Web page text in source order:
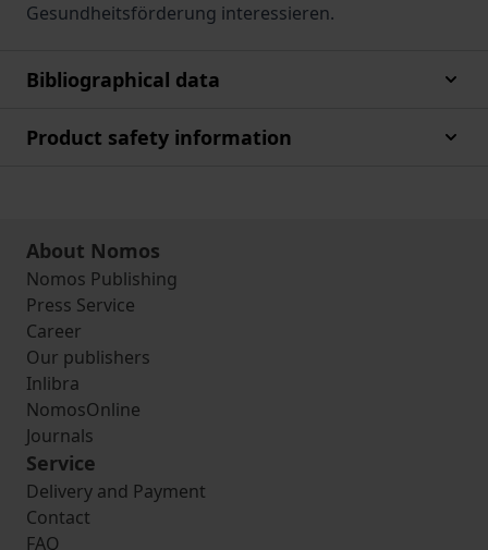
Gesundheitsförderung interessieren.
Bibliographical data
Product safety information
About Nomos
Nomos Publishing
Press Service
Career
Our publishers
Inlibra
NomosOnline
Journals
Service
Delivery and Payment
Contact
FAQ